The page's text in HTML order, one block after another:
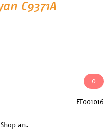
C9371A
0
FT001016
an.